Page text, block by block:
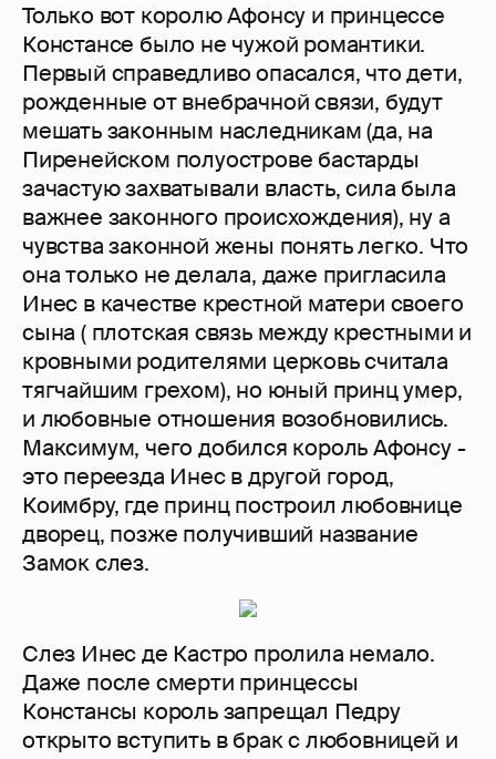
Только вот королю Афонсу и принцессе
Констансе было не чужой романтики.
Первый справедливо опасался, что дети,
рожденные от внебрачной связи, будут
мешать законным наследникам (да, на
Пиренейском полуострове бастарды
зачастую захватывали власть, сила была
важнее законного происхождения), ну а
чувства законной жены понять легко. Что
она только не делала, даже пригласила
Инес в качестве крестной матери своего
сына ( плотская связь между крестными и
кровными родителями церковь считала
тягчайшим грехом), но юный принц умер,
и любовные отношения возобновились.
Максимум, чего добился король Афонсу -
это переезда Инес в другой город,
Коимбру, где принц построил любовнице
дворец, позже получивший название
Замок слез.
Слез Инес де Кастро пролила немало.
Даже после смерти принцессы
Констансы король запрещал Педру
открыто вступить в брак с любовницей и